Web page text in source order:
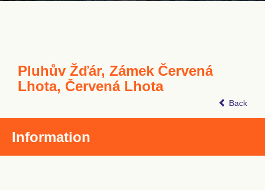
Pluhův Žďár, Zámek Červená
Lhota, Červená Lhota
Back
Information